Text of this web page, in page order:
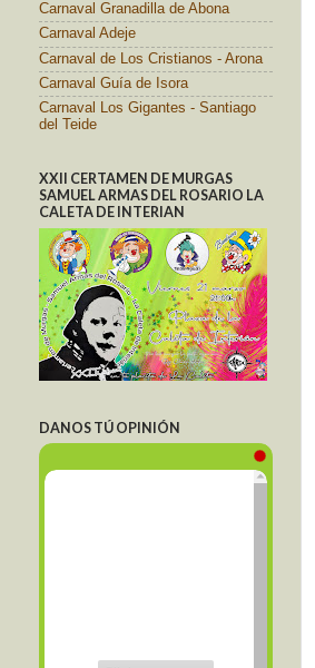
Carnaval Granadilla de Abona
Carnaval Adeje
Carnaval de Los Cristianos - Arona
Carnaval Guía de Isora
Carnaval Los Gigantes - Santiago
del Teide
XXII CERTAMEN DE MURGAS
SAMUEL ARMAS DEL ROSARIO LA
CALETA DE INTERIAN
DANOS TÚ OPINIÓN